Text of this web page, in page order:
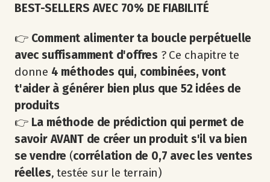
BEST-SELLERS AVEC 70% DE FIABILITÉ
👉 Comment alimenter ta boucle perpétuelle
avec suffisamment d'offres ? Ce chapitre te
donne 4 méthodes qui, combinées, vont
t'aider à générer bien plus que 52 idées de
produits
👉 La méthode de prédiction qui permet de
savoir AVANT de créer un produit s'il va bien
se vendre (corrélation de 0,7 avec les ventes
réelles, testée sur le terrain)